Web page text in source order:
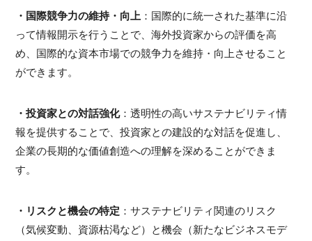
・国際競争力の維持・向上 ：国際的に統一された基準に沿
って情報開示を行うことで、海外投資家からの評価を高
め、国際的な資本市場での競争力を維持・向上させること
ができます。
・投資家との対話強化：透明性の高いサステナビリティ情
報を提供することで、投資家との建設的な対話を促進し、
企業の長期的な価値創造への理解を深めることができま
す。
・リスクと機会の特定 ：サステナビリティ関連のリスク
（気候変動、資源枯渇など）と機会（新たなビジネスモデ